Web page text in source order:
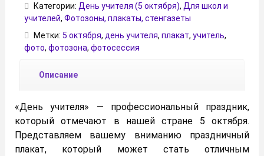
Категории: День учителя (5 октября), Для школ и
учителей, Фотозоны, плакаты, стенгазеты
Метки: 5 октября, день учителя, плакат, учитель,
фото, фотозона, фотосессия
Описание
«День учителя» — профессиональный праздник,
который отмечают в нашей стране 5 октября.
Представляем вашему вниманию праздничный
плакат, который может стать отличным